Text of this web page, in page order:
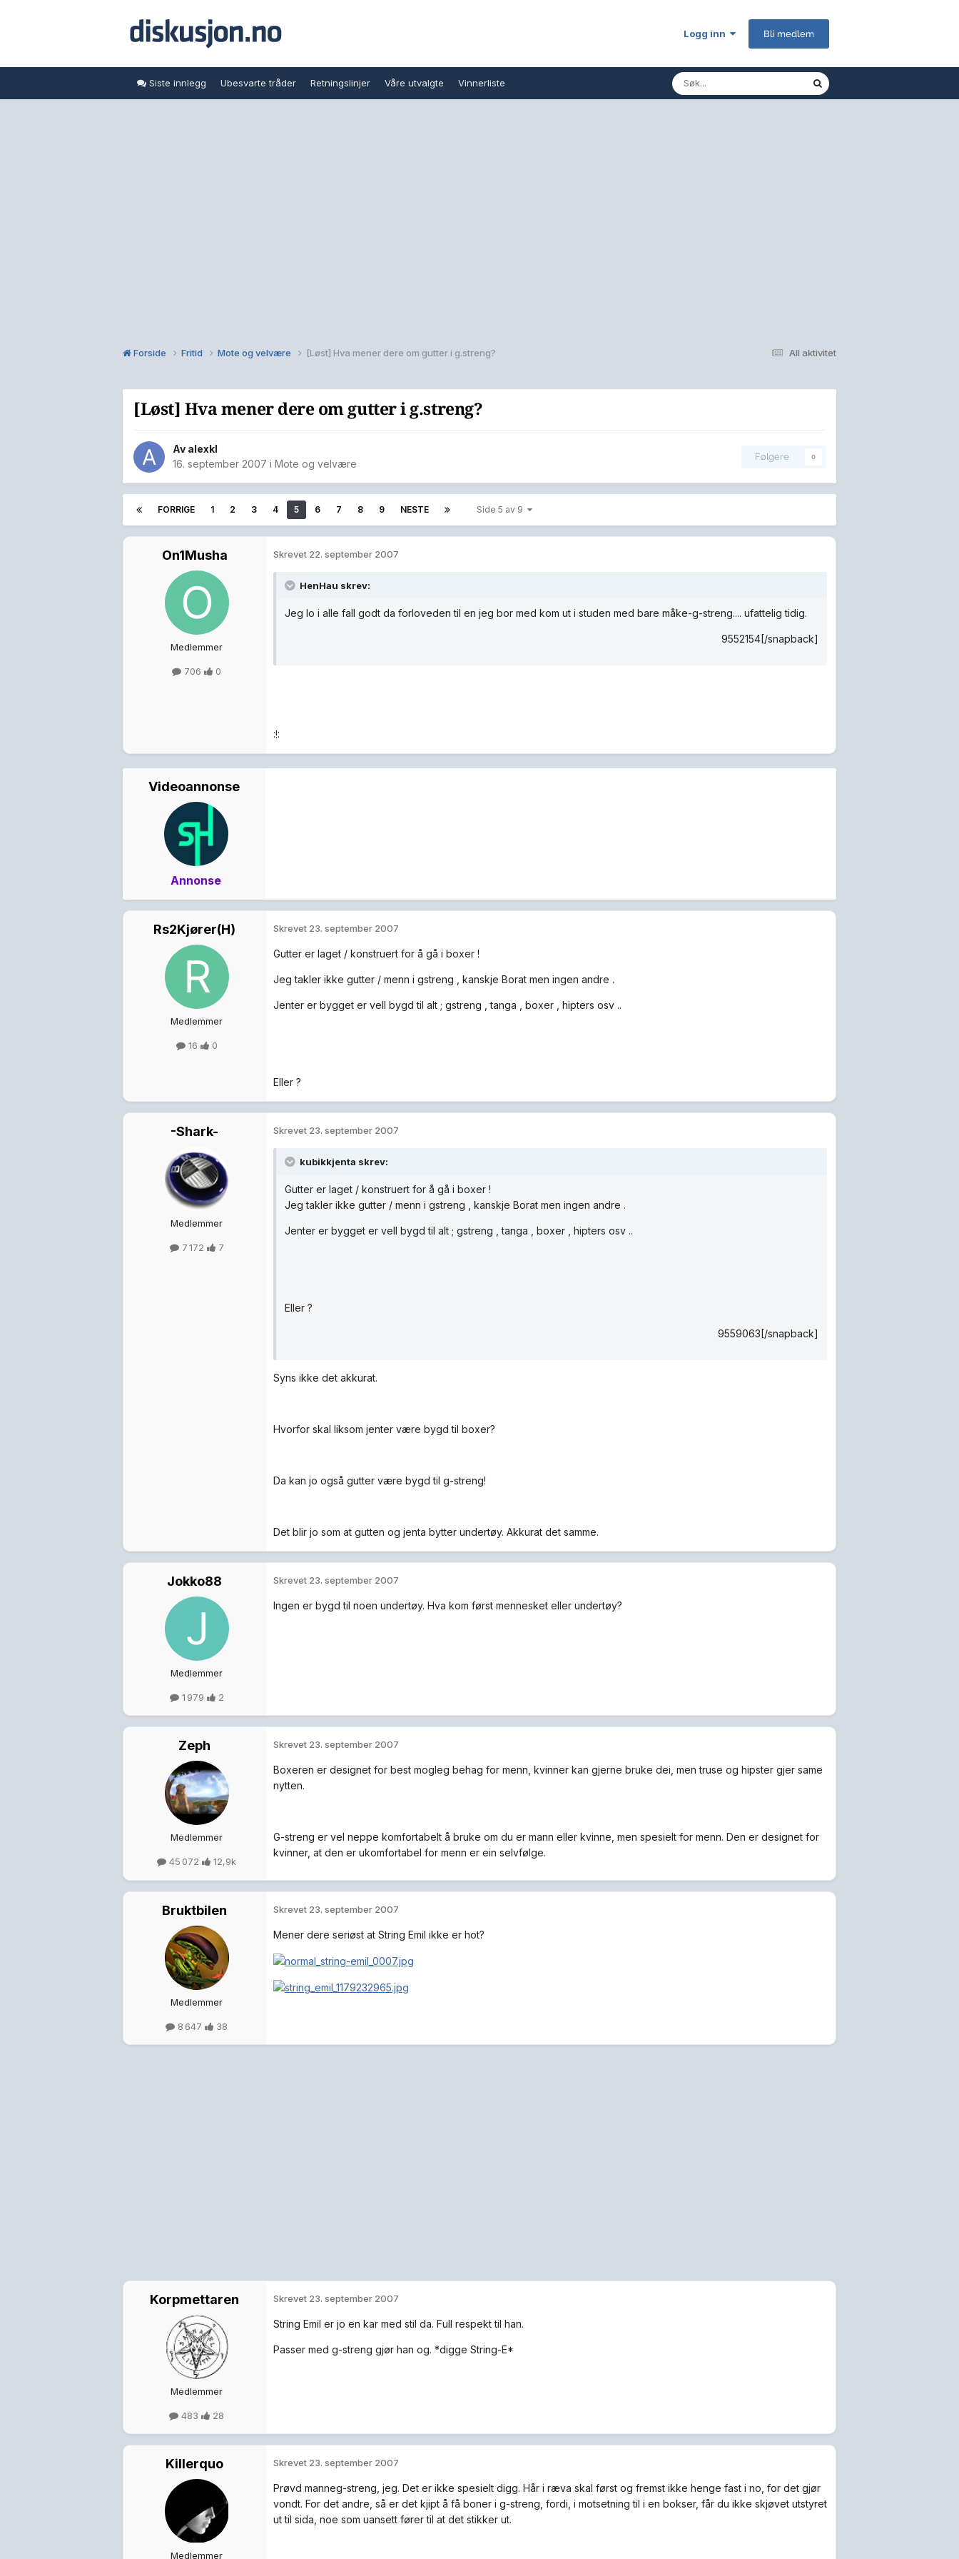
Logg inn Bli medlem
Siste innlegg Ubesvarte tråder Retningslinjer Våre utvalgte Vinnerliste
All aktivitet
Forside Fritid Mote og velvære [Løst] Hva mener dere om gutter i g.streng?
[Løst] Hva mener dere om gutter i g.streng?
Av alexkl
16. september 2007 i Mote og velvære
Følgere 0
FORRIGE 1 2 3 4 5 6 7 8 9 NESTE Side 5 av 9
On1Musha
Medlemmer
706 0
Skrevet 22. september 2007
HenHau skrev:
Jeg lo i alle fall godt da forloveden til en jeg bor med kom ut i studen med bare måke-g-streng.... ufattelig tidig.
9552154[/snapback]
:!:
Videoannonse
Annonse
Rs2Kjører(H)
Medlemmer
16 0
Skrevet 23. september 2007
Gutter er laget / konstruert for å gå i boxer !
Jeg takler ikke gutter / menn i gstreng , kanskje Borat men ingen andre .
Jenter er bygget er vell bygd til alt ; gstreng , tanga , boxer , hipters osv ..
Eller ?
-Shark-
Medlemmer
7 172 7
Skrevet 23. september 2007
kubikkjenta skrev:
Gutter er laget / konstruert for å gå i boxer !
Jeg takler ikke gutter / menn i gstreng , kanskje Borat men ingen andre .
Jenter er bygget er vell bygd til alt ; gstreng , tanga , boxer , hipters osv ..
Eller ?
9559063[/snapback]
Syns ikke det akkurat.
Hvorfor skal liksom jenter være bygd til boxer?
Da kan jo også gutter være bygd til g-streng!
Det blir jo som at gutten og jenta bytter undertøy. Akkurat det samme.
Jokko88
Medlemmer
1 979 2
Skrevet 23. september 2007
Ingen er bygd til noen undertøy. Hva kom først mennesket eller undertøy?
Zeph
Medlemmer
45 072 12,9k
Skrevet 23. september 2007
Boxeren er designet for best mogleg behag for menn, kvinner kan gjerne bruke dei, men truse og hipster gjer same
nytten.
G-streng er vel neppe komfortabelt å bruke om du er mann eller kvinne, men spesielt for menn. Den er designet for
kvinner, at den er ukomfortabel for menn er ein selvfølge.
Bruktbilen
Medlemmer
8 647 38
Skrevet 23. september 2007
Mener dere seriøst at String Emil ikke er hot?
Korpmettaren
Medlemmer
483 28
Skrevet 23. september 2007
String Emil er jo en kar med stil da. Full respekt til han.
Passer med g-streng gjør han og. *digge String-E*
Killerquo
Medlemmer
Skrevet 23. september 2007
Prøvd manneg-streng, jeg. Det er ikke spesielt digg. Hår i ræva skal først og fremst ikke henge fast i no, for det gjør
vondt. For det andre, så er det kjipt å få boner i g-streng, fordi, i motsetning til i en bokser, får du ikke skjøvet utstyret
ut til sida, noe som uansett fører til at det stikker ut.